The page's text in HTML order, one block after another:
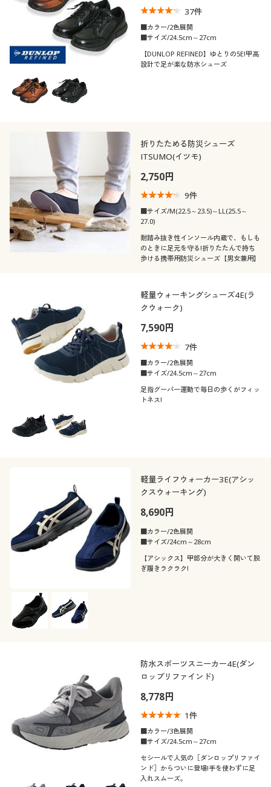
37件
■カラー/2色展開
■サイズ/24.5cm～27cm
【DUNLOP REFINED】ゆとりの5E!甲高
設計で足が楽な防水シューズ
折りたためる防災シューズ
ITSUMO(イツモ)
2,750円
9件
■サイズ/M(22.5～23.5)～LL(25.5～
27.0)
耐踏み抜き性インソール内蔵で、もしも
のときに足元を守る!折りたたんで持ち
歩ける携帯用防災シューズ【男女兼用】
軽量ウォーキングシューズ4E(ラ
クウォーク)
7,590円
7件
■カラー/2色展開
■サイズ/24.5cm～27cm
足指グーパー運動で毎日の歩くがフィッ
トネス!
軽量ライフウォーカー3E(アシッ
クスウォーキング)
8,690円
■カラー/2色展開
■サイズ/24cm～28cm
【アシックス】甲部分が大きく開いて脱
ぎ履きラクラク!
防水スポーツスニーカー4E(ダン
ロップリファインド)
8,778円
1件
■カラー/3色展開
■サイズ/24.5cm～27cm
セシールで人気の［ダンロップリファイ
ンド］からついに登場!手を使わずに足
入れスムーズ。